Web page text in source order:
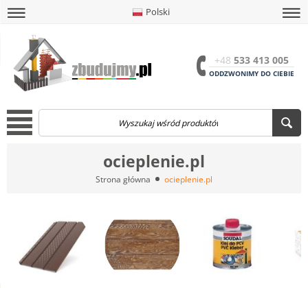
Polski
+48 533 413 005
ODDZWONIMY DO CIEBIE
menu
ocieplenie.pl
Strona główna ocieplenie.pl
menu
menu